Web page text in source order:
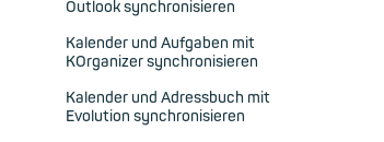
Outlook synchronisieren
Kalender und Aufgaben mit
KOrganizer synchronisieren
Kalender und Adressbuch mit
Evolution synchronisieren